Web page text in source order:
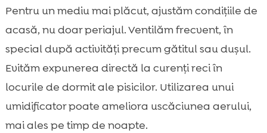
Pentru un mediu mai plăcut, ajustăm condițiile de
acasă, nu doar periajul. Ventilăm frecvent, în
special după activități precum gătitul sau dușul.
Evităm expunerea directă la curenți reci în
locurile de dormit ale pisicilor. Utilizarea unui
umidificator poate ameliora uscăciunea aerului,
mai ales pe timp de noapte.